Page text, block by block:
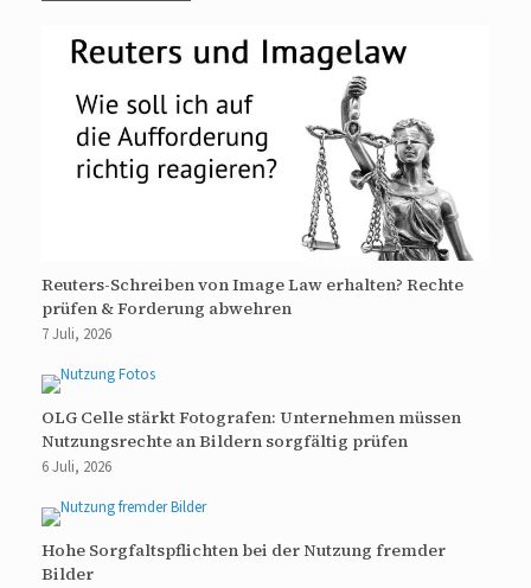
Reuters-Schreiben von Image Law erhalten? Rechte
prüfen & Forderung abwehren
7 Juli, 2026
OLG Celle stärkt Fotografen: Unternehmen müssen
Nutzungsrechte an Bildern sorgfältig prüfen
6 Juli, 2026
Hohe Sorgfaltspflichten bei der Nutzung fremder
Bilder